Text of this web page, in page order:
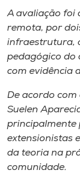
Editora
Rádio
Unoesc
Store
A avaliação foi
remota, por
infraestrutura,
pedagógico do
com evidência
De acordo
Suelen
principalmente
extensionistas
da teoria na
comunidade.